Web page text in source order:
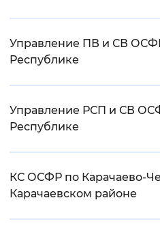
Управление ПВ и СВ
Республике
Управление РСП и СВ
Республике
КС ОСФР по Карачаево-
Карачаевском районе